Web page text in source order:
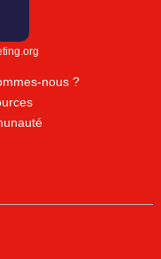
nous ?